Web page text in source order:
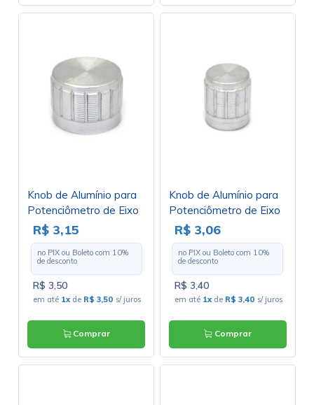
Knob de Alumínio para
Potenciômetro de Eixo
Estriado - B23x17 -
Cromado
R$ 3,15
no PIX ou Boleto com 10%
de desconto
R$ 3,50
em até 1x de R$ 3,50 s/ juros
Comprar
Knob de Alumínio para
Potenciômetro de Eixo
Estriado - B15x17 -
Cromado
R$ 3,06
no PIX ou Boleto com 10%
de desconto
R$ 3,40
em até 1x de R$ 3,40 s/ juros
Comprar